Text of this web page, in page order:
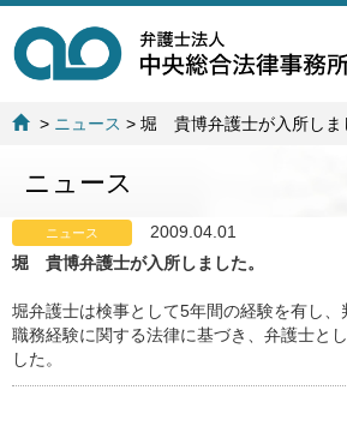
> ニュース >堀 貴博弁護士が入所しま
ニュース
ニュース
2009.04.01
堀 貴博弁護士が入所しました。
堀弁護士は検事として5年間の経験を有し
職務経験に関する法律に基づき、弁護士と
した。